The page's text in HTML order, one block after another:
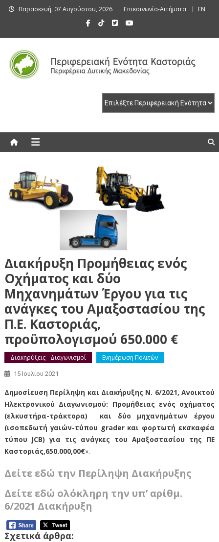
Skip
Παρασκευή, 07 Αυγούστου, 2026 Επικοινωνία-Αιτήματα EN
Διακήρυξη Προμήθειας ενός
Οχήματος και δύο
Μηχανημάτων Έργου για τις
ανάγκες του Αμαξοστασίου της
Π.Ε. Καστοριάς,
προϋπολογισμού 650.000 €
Διακηρύξεις - Διαγωνισμοί Ενημέρωση Πολιτών
15 Ιουλίου 2021
Δημοσίευση Περίληψη και Διακήρυξης Ν. 6/2021, Ανοικτού
Ηλεκτρονικού Διαγωνισμού: Προμήθειας ενός οχήματος
(ελκυστήρα-τράκτορα)
και δύο μηχανημάτων έργου
(ισοπεδωτή γαιών-τύπου grader και φορτωτή εκσκαφέα
τύπου JCB) για τις ανάγκες του Αμαξοστασίου της ΠΕ
Καστοριάς,650.000,00€».
Δείτε εδώ την Περίληψη Διακήρυξης
Δείτε εδώ ολόκληρη την υπ’ αρίθμ.
6/2021 Διακήρυξη
Σχετικά άρθρα: